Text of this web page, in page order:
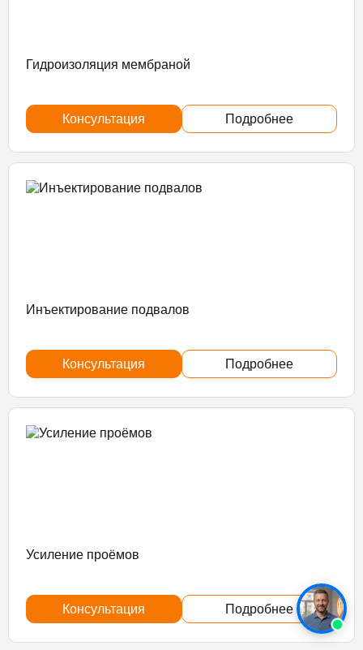
Гидроизоляция мембраной
Консультация Подробнее
Инъектирование подвалов
Консультация Подробнее
Усиление проёмов
Консультация Подробнее